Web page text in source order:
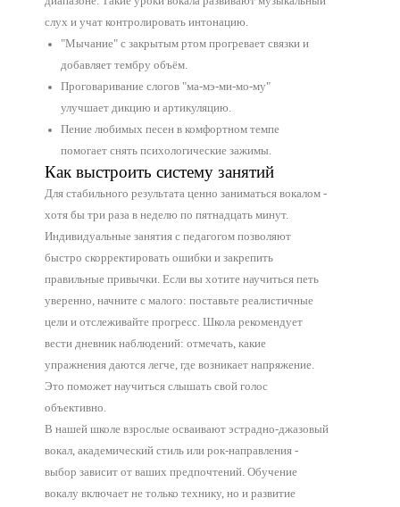
слух и учат контролировать интонацию.
"Мычание" с закрытым ртом прогревает связки и
добавляет тембру объём.
Проговаривание слогов "ма-мэ-ми-мо-му"
улучшает дикцию и артикуляцию.
Пение любимых песен в комфортном темпе
помогает снять психологические зажимы.
Как выстроить систему занятий
Для стабильного результата ценно заниматься вокалом -
хотя бы три раза в неделю по пятнадцать минут.
Индивидуальные занятия с педагогом позволяют
быстро скорректировать ошибки и закрепить
правильные привычки. Если вы хотите научиться петь
уверенно, начните с малого: поставьте реалистичные
цели и отслеживайте прогресс. Школа рекомендует
вести дневник наблюдений: отмечать, какие
упражнения даются легче, где возникает напряжение.
Это поможет научиться слышать свой голос
объективно.
В нашей школе взрослые осваивают эстрадно-джазовый
вокал, академический стиль или рок-направления -
выбор зависит от ваших предпочтений. Обучение
вокалу включает не только технику, но и развитие